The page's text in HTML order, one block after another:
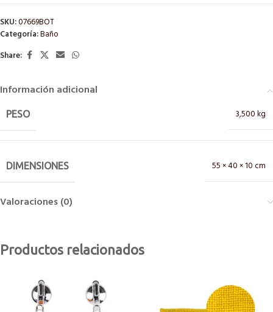
SKU:07669BOT
Categoría:Baño
Share:
Información adicional
PESO 3,500 kg
DIMENSIONES 55 × 40 × 10 cm
Valoraciones (0)
Productos relacionados